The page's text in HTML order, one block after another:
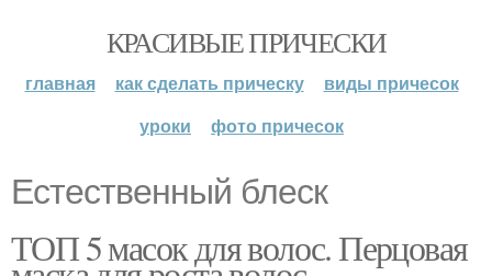
КРАСИВЫЕ ПРИЧЕСКИ
главная как сделать прическу
виды причесок
уроки
фото причесок
Естественный блеск
ТОП 5 масок для волос. Перцовая